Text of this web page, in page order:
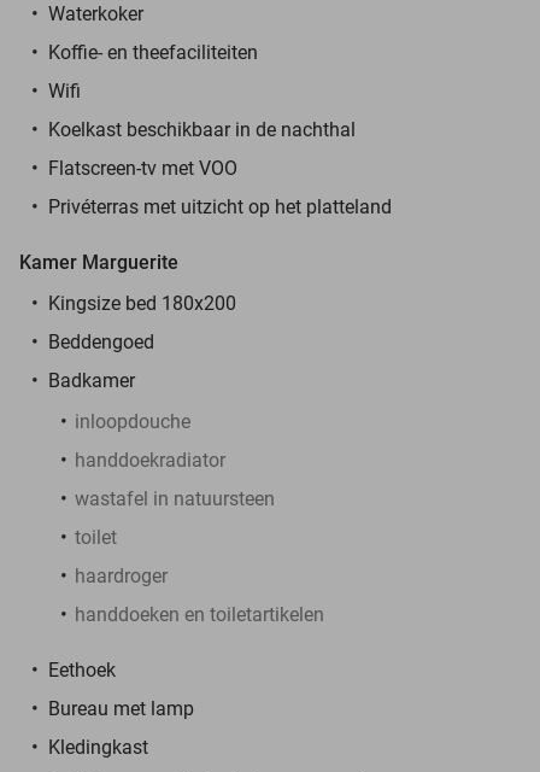
Waterkoker
Koffie- en theefaciliteiten
Wifi
Koelkast beschikbaar in de nachthal
Flatscreen-tv met VOO
Privéterras met uitzicht op het platteland
Kamer Marguerite
Kingsize bed 180x200
Beddengoed
Badkamer
inloopdouche
handdoekradiator
wastafel in natuursteen
toilet
haardroger
handdoeken en toiletartikelen
Eethoek
Bureau met lamp
Kledingkast